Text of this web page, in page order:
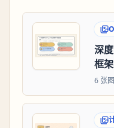
深
框
6 张